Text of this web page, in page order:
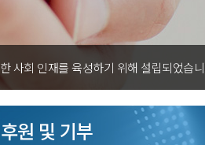
사회 인재를 육성하기 위해 설립되었습
후원 및 기부